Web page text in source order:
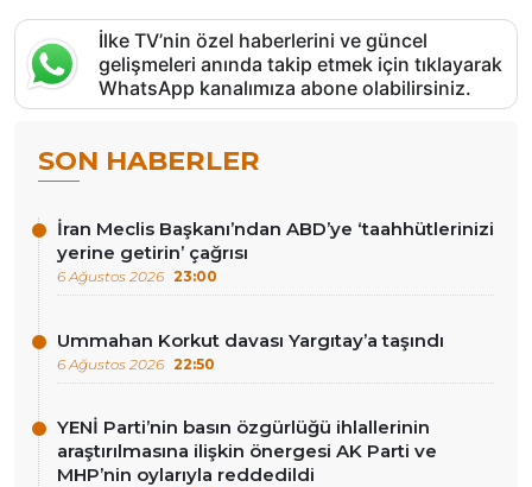
İlke TV’nin özel haberlerini ve güncel
gelişmeleri anında takip etmek için tıklayarak
WhatsApp kanalımıza abone olabilirsiniz.
SON HABERLER
İran Meclis Başkanı’ndan ABD’ye ‘taahhütlerinizi
yerine getirin’ çağrısı
6 Ağustos 2026 23:00
Ummahan Korkut davası Yargıtay’a taşındı
6 Ağustos 2026 22:50
YENİ Parti’nin basın özgürlüğü ihlallerinin
araştırılmasına ilişkin önergesi AK Parti ve
MHP’nin oylarıyla reddedildi